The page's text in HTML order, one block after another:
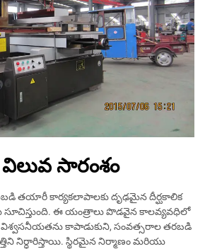
సారంశం
తయారీ కార్యకలాపాలకు దృఢమైన దీర్ఘకాలిక
సూచిస్తుంది. ఈ యంత్రాలు పొడవైన కాలవ్యవధిలో
కాపాడుకుని, సంవత్సరాల తరబడి
నిర్ధారిస్తాయి. స్థిరమైన నిర్మాణం మరియు